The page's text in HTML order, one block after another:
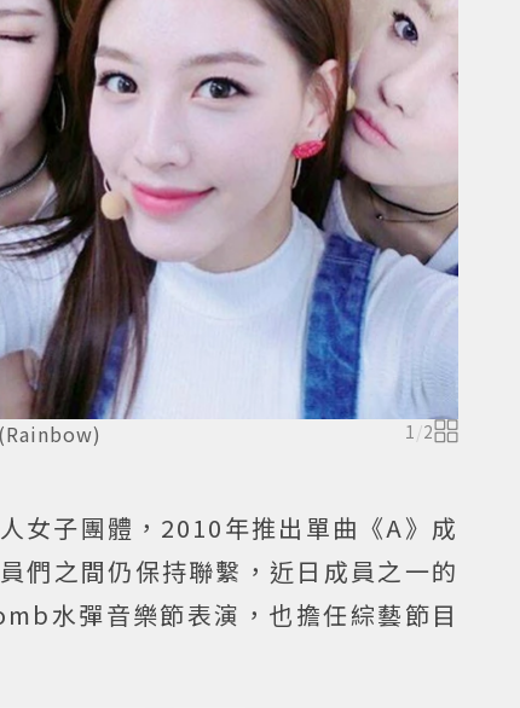
1 /2
女子團體，2010年推出單曲《A》成
們之間仍保持聯繫，近日成員之一的
水彈音樂節表演，也擔任綜藝節目